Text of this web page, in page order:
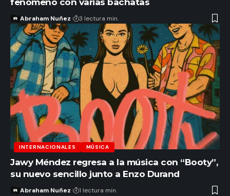
fenómeno con varias bachatas
Abraham Nuñez 3 lectura min.
INTERNACIONALES MÚSICA
Jawy Méndez regresa a la música con “Booty”,
su nuevo sencillo junto a Enzo Durand
Abraham Nuñez 1 lectura min.